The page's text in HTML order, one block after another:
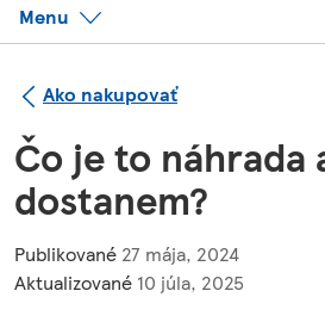
Menu
Ako nakupovať
Čo je to náhrada
dostanem?
Publikované 27 mája, 2024
Aktualizované 10 júla, 2025